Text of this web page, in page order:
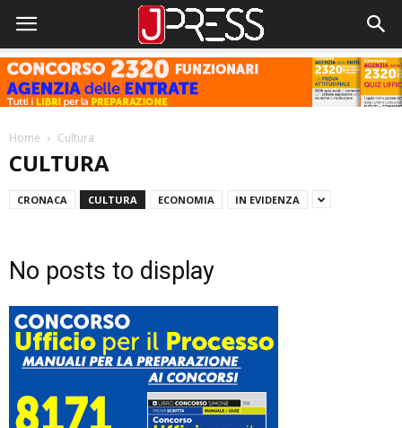
Home Cultura
CULTURA
CRONACA CULTURA ECONOMIA IN EVIDENZA
No posts to display